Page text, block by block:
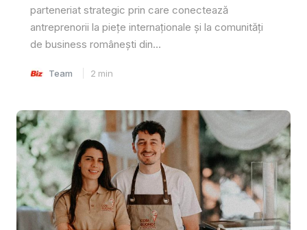
parteneriat strategic prin care conectează
antreprenorii la piețe internaționale și la comunități
de business românești din...
Team 2 min